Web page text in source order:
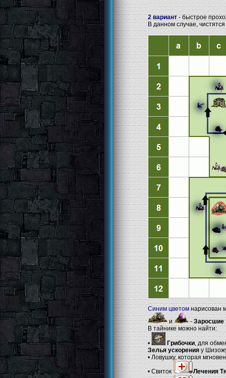
2 вариант- быстрое
В данном случае,
Синим цветомнарисован
и
- Заросшие
В тайнике можно найти:
• Грибочки, для
Зелья ускоренияу
• Ловушку, которая
• Свиток
Лечения